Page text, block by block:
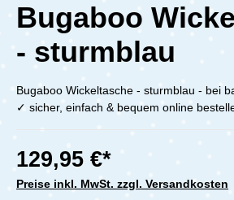
Bugaboo
- sturmblau
Bugaboo Wickeltasche - sturmblau - bei
✓ sicher, einfach & bequem online
129,95 €*
Preise inkl. MwSt. zzgl. Versandkosten